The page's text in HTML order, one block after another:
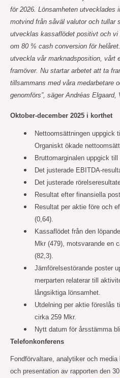
för 2026. Lönsamheten utvecklades
motvind från såväl valutor och tullar
utvecklas kassaflödet positivt och vi
om 80 % cash conversion för
utveckla vår marknadsposition, vårt
framöver. Nu startar arbetet att ta
tillsammans med våra medarbetare
genomförs”, säger Andréas
Oktober-december 2025 i korthet
Nettoomsättningen uppgick
Organiskt ökade
Bruttomarginalen uppgick till
Det justerade EBITDA-
Det justerade
Resultat efter finansiella
Resultat per aktie före och
(0,64).
Kassaflödet från den
Mkr (479), motsvarande en
(82,3).
Jämförelsestörande poster
merparten relaterar till
långsiktiga lönsamhet.
Utdelning per aktie föreslås
cirka 259 Mkr.
Nytt datum för årsstämma
Telefonkonferens
Fondförvaltare, analytiker och
och presentation av rapporten den